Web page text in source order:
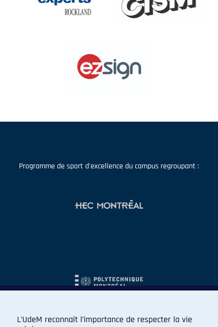
Programme de sport d'excellence du campus regroupant :
L’UdeM reconnaît l’importance de respecter la vie